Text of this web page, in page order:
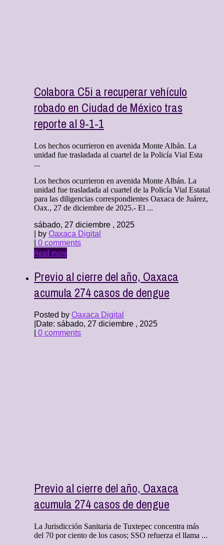
Colabora C5i a recuperar vehículo
robado en Ciudad de México tras
reporte al 9-1-1
Los hechos ocurrieron en avenida Monte Albán. La
unidad fue trasladada al cuartel de la Policía Vial Esta
...
Los hechos ocurrieron en avenida Monte Albán. La
unidad fue trasladada al cuartel de la Policía Vial Estatal
para las diligencias correspondientes Oaxaca de Juárez,
Oax., 27 de diciembre de 2025.- El ...
sábado, 27 diciembre , 2025
| by Oaxaca Digital
0 comments
Read more
Previo al cierre del año, Oaxaca
acumula 274 casos de dengue
Posted by Oaxaca Digital
Date: sábado, 27 diciembre , 2025
0 comments
Previo al cierre del año, Oaxaca
acumula 274 casos de dengue
La Jurisdicción Sanitaria de Tuxtepec concentra más
del 70 por ciento de los casos; SSO refuerza el llama ...